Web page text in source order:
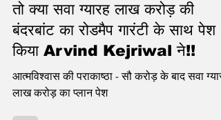
statetodaytv
5 min read
तो क्या सवा ग्यारह लाख करोड़ की
बंदरबांट का रोडमैप गारंटी के साथ पेश
किया Arvind Kejriwal ने!!
आत्मविश्वास की पराकाष्ठा - सौ करोड़ के बाद सवा